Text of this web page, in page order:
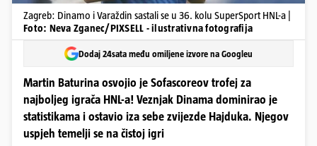
Zagreb: Dinamo i Varaždin sastali se u 36. kolu SuperSport HNL-a |
Foto: Neva Zganec/PIXSELL - ilustrativna fotografija
Dodaj 24sata među omiljene izvore na Googleu
Martin Baturina osvojio je Sofascoreov trofej za
najboljeg igrača HNL-a! Veznjak Dinama dominirao je
statistikama i ostavio iza sebe zvijezde Hajduka. Njegov
uspjeh temelji se na čistoj igri